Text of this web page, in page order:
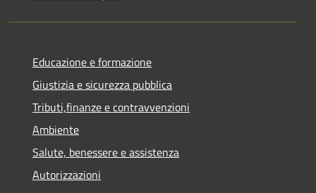
Educazione e formazione
Giustizia e sicurezza pubblica
Tributi,finanze e contravvenzioni
Ambiente
Salute, benessere e assistenza
Autorizzazioni